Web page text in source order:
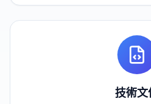
技術文